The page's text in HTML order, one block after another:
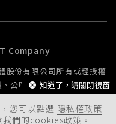
您可以點選 隱私權政策
們的cookies政策。
知道了，請關閉視窗
Company
股份有限公司所有或經授權
公開播送或公開傳輸。